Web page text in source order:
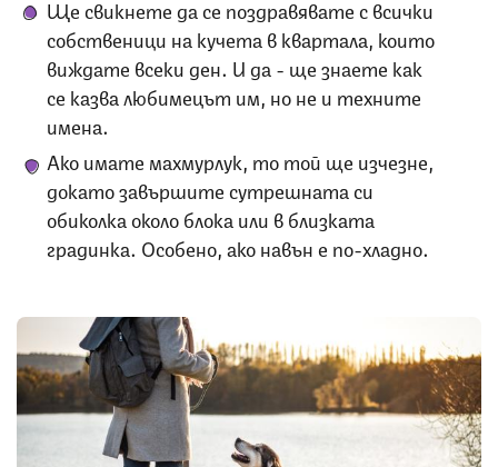
Ще свикнете да се поздравявате с всички
собственици на кучета в квартала, които
виждате всеки ден. И да - ще знаете как
се казва любимецът им, но не и техните
имена.
Ако имате махмурлук, то той ще изчезне,
докато завършите сутрешната си
обиколка около блока или в близката
градинка. Особено, ако навън е по-хладно.